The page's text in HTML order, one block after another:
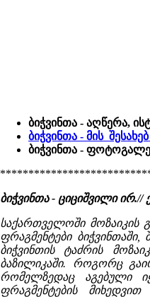
ბიჭვინთა - აღწერა,
ბიჭვინთა - მის
ბიჭვინთა -
ბიჭვინთა - ციციშვილი
საქართველოში მოზაიკის
ფრაგმენტები
ბიჭვინთის ტაძრის
ბაზილიკაში. როგორც
რომელზედაც აგებული
ფრაგმენტების